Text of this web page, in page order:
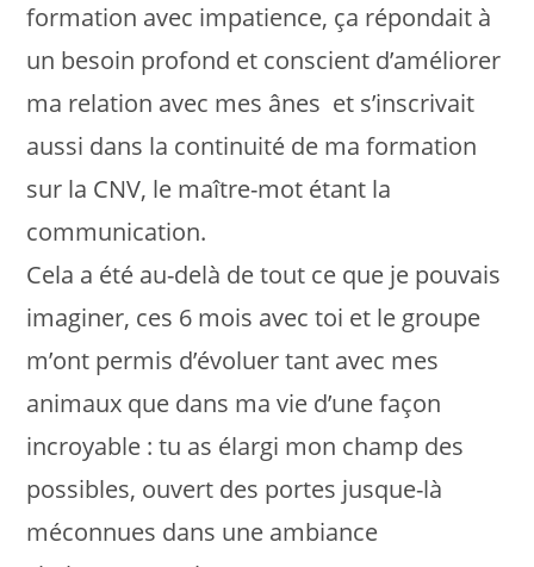
formation avec impatience, ça répondait à
un besoin profond et conscient d’améliorer
ma relation avec mes ânes et s’inscrivait
aussi dans la continuité de ma formation
sur la CNV, le maître-mot étant la
communication.
Cela a été au-delà de tout ce que je pouvais
imaginer, ces 6 mois avec toi et le groupe
m’ont permis d’évoluer tant avec mes
animaux que dans ma vie d’une façon
incroyable : tu as élargi mon champ des
possibles, ouvert des portes jusque-là
méconnues dans une ambiance